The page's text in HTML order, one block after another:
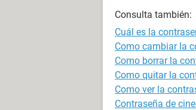
Consulta también:
Cuál es la
Como cambiar la
Como borrar la
Como quitar la
Como ver la
Contraseña de